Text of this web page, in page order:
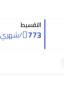
التقسيط
773
/شهري